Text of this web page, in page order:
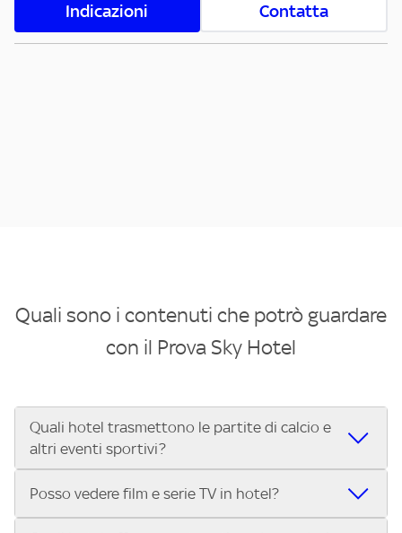
Indicazioni Contatta
Quali sono i contenuti che potrò guardare
con il Prova Sky Hotel
Quali hotel trasmettono le partite di calcio e
altri eventi sportivi?
Se cerchi un hotel dove poter vedere le partite di Serie A,
Posso vedere film e serie TV in hotel?